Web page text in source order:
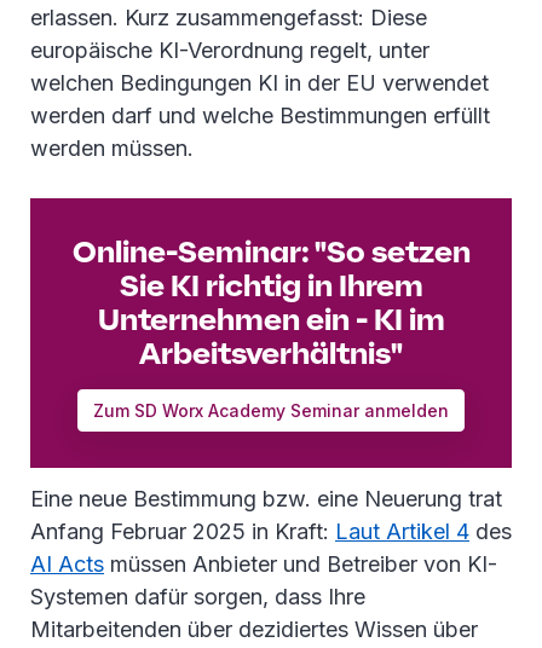
erlassen. Kurz zusammengefasst: Diese
europäische KI-Verordnung regelt, unter
welchen Bedingungen KI in der EU verwendet
werden darf und welche Bestimmungen erfüllt
werden müssen.
Online-Seminar: "So setzen
Sie KI richtig in Ihrem
Unternehmen ein - KI im
Arbeitsverhältnis"
Zum SD Worx Academy Seminar anmelden
Eine neue Bestimmung bzw. eine Neuerung trat
Anfang Februar 2025 in Kraft: Laut Artikel 4 des
AI Acts müssen Anbieter und Betreiber von KI-
Systemen dafür sorgen, dass Ihre
Mitarbeitenden über dezidiertes Wissen über